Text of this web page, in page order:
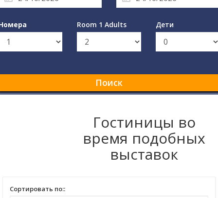
Room 1 Adults Дети
Поиск
Гостиницы во
время подобных
выставок
Сортировать по::